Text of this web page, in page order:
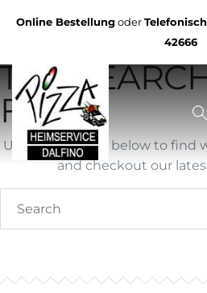
Online Bestellungoder
42666
YOU ARE
THE
FOR ""
Use search form below to find
and checkout our